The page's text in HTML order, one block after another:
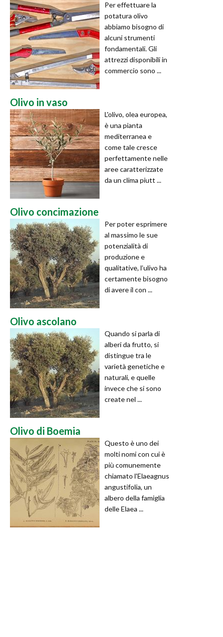
Per effettuare la
potatura olivo
abbiamo bisogno di
alcuni strumenti
fondamentali. Gli
attrezzi disponibili in
commercio sono ...
Olivo in vaso
L'olivo, olea europea,
è una pianta
mediterranea e
come tale cresce
perfettamente nelle
aree caratterizzate
da un clima piutt ...
Olivo concimazione
Per poter esprimere
al massimo le sue
potenzialità di
produzione e
qualitative, l’ulivo ha
certamente bisogno
di avere il con ...
Olivo ascolano
Quando si parla di
alberi da frutto, si
distingue tra le
varietà genetiche e
naturali, e quelle
invece che si sono
create nel ...
Olivo di Boemia
Questo è uno dei
molti nomi con cui è
più comunemente
chiamato l'Elaeagnus
angustifolia, un
albero della famiglia
delle Elaea ...